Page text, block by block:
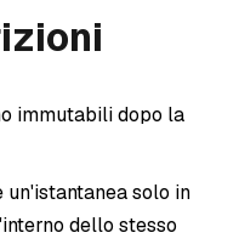
immutabili dopo la
solo in
dello stesso